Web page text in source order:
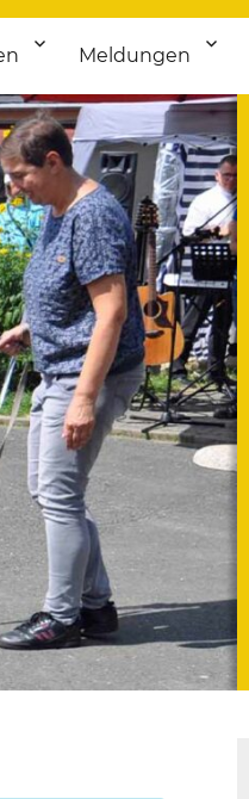
von Theater bis
Meldungen